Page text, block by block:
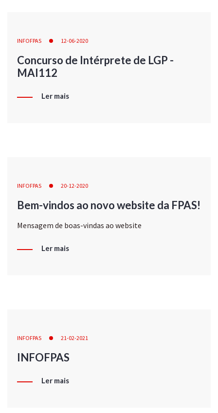
INFOFPAS 12-06-2020
Concurso de Intérprete de LGP -
MAI112
Ler mais
INFOFPAS 20-12-2020
Bem-vindos ao novo website da FPAS!
Mensagem de boas-vindas ao website
Ler mais
INFOFPAS 21-02-2021
INFOFPAS
Ler mais